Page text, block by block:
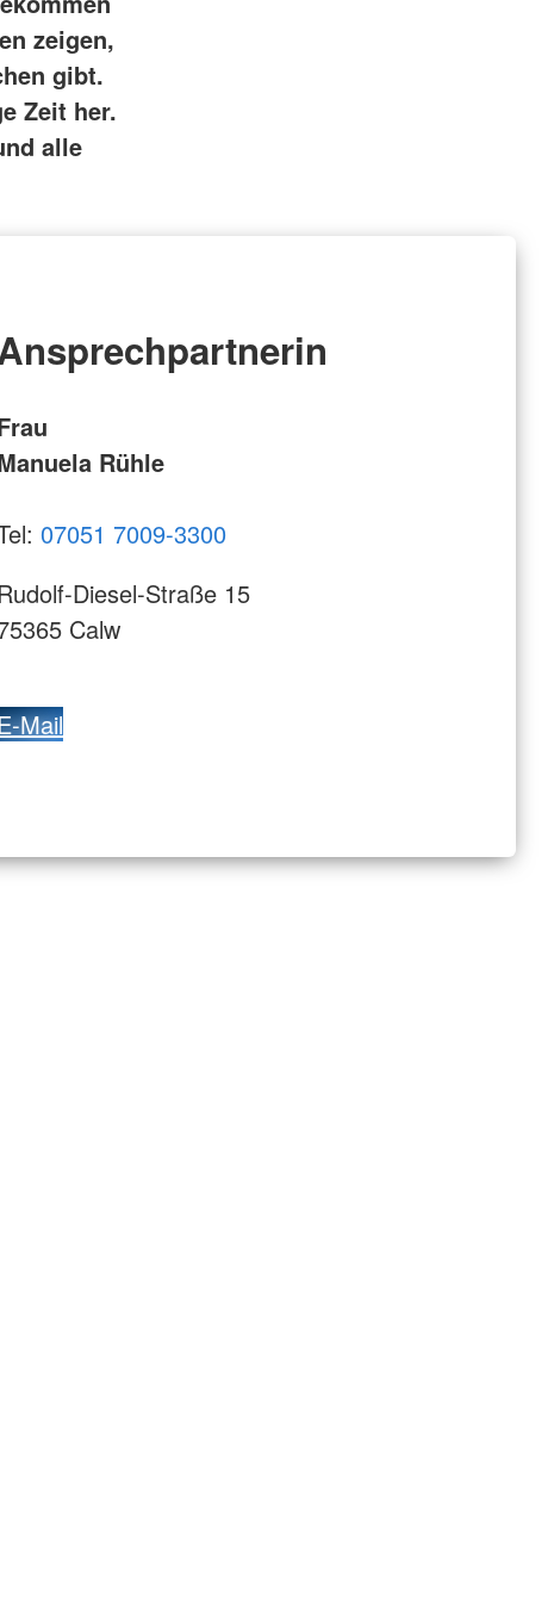
zeigen,
gibt.
Zeit her.
alle
Rühle
07051 7009-3300
Diesel-Straße 15
Calw
Mail